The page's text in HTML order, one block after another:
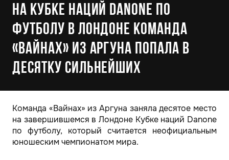
На Кубке наций Danone по
футболу в Лондоне команда
«Вайнах» из Аргуна попала в
десятку сильнейших
Команда «Вайнах» из Аргуна заняла десятое место
на завершившемся в Лондоне Кубке наций Danone
по футболу, который считается неофициальным
юношеским чемпионатом мира.